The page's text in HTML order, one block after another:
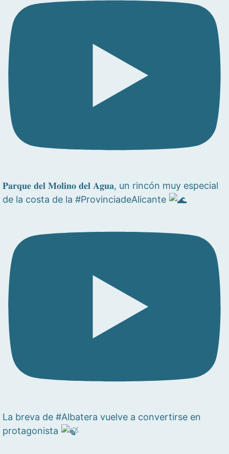
𝐏𝐚𝐫𝐪𝐮𝐞 𝐝𝐞𝐥 𝐌𝐨𝐥𝐢𝐧𝐨 𝐝𝐞𝐥 𝐀𝐠𝐮𝐚, un rincón muy especial
de la costa de la #ProvinciadeAlicante
La breva de #Albatera vuelve a convertirse en
protagonista